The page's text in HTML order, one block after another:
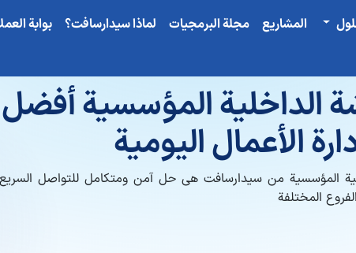
المشاريع مجلة البرمجيات لماذا سیدارسافت؟ بوابة
الداخلية المؤسسية أفضل
الأعمال اليومية
المؤسسية من سيدارسافت هي حل آمن ومتكامل للتواصل السريع
المختلفة